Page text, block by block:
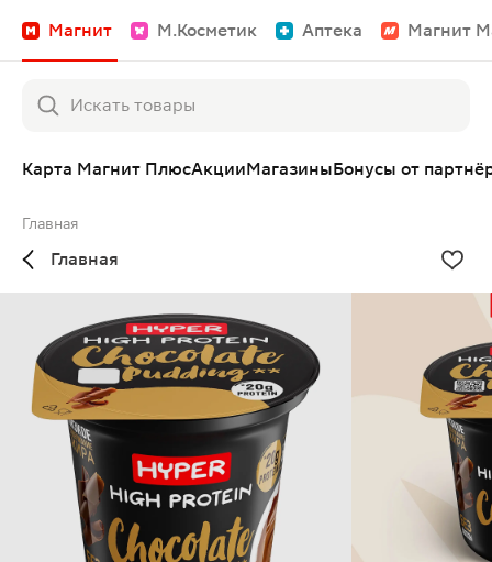
Магнит М.Косметик Аптека Магнит
Карта Магнит ПлюсАкцииМагазиныБонусы от
Главная
Главная